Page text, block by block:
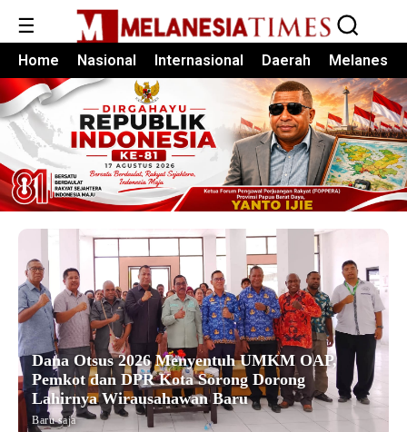
☰
Home Nasional Internasional Daerah Melanesia
Dana Otsus 2026 Menyentuh UMKM OAP,
Pemkot dan DPR Kota Sorong Dorong
Lahirnya Wirausahawan Baru
Baru saja